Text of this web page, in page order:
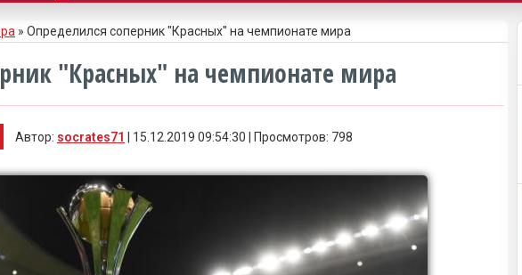
» Определился соперник "Красных" на чемпионате мира
"Красных" на чемпионате мира
Автор: socrates71 | 15.12.2019 09:54:30 | Просмотров: 798